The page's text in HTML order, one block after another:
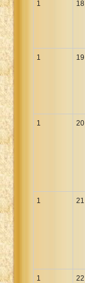
1 18
1 19
1 20
1 21
1 22